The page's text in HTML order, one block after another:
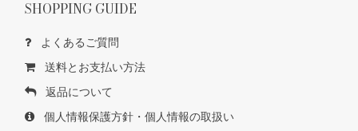
SHOPPING GUIDE
よくあるご質問
送料とお支払い方法
返品について
個人情報保護方針・個人情報の取扱い